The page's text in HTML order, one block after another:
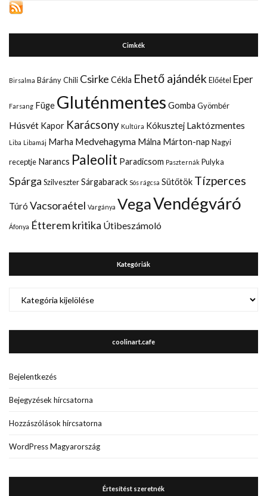
Cimkék
Birsalma BárányChili Csirke Cékla Ehető ajándék Előétel Eper
Farsang Füge Gluténmentes Gomba Gyömbér
Húsvét Kapor Karácsony Kultúra Kókusztej Laktózmentes
Liba Libamáj Marha Medvehagyma Málna Márton-nap Nagyi
receptje Narancs Paleolit Paradicsom Paszternák Pulyka
Spárga SzilveszterSárgabarack Sós rágcsa Sütőtök Tízperces
Túró Vacsoraétel Vargánya VegaVendégváró
Áfonya Étterem kritika Útibeszámoló
Kategóriák
coolinart.cafe
Bejelentkezés
Bejegyzések hírcsatorna
Hozzászólások hírcsatorna
WordPress Magyarország
Értesítést szeretnék